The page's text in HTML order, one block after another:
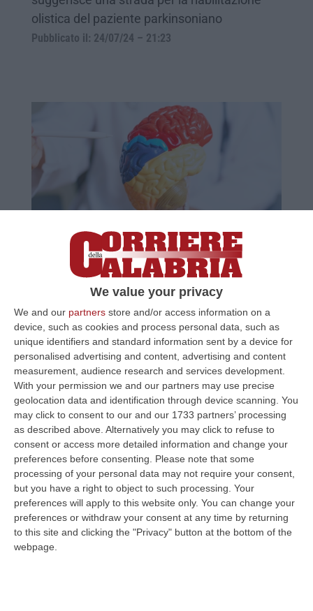
We value your privacy
We and our partners store and/or access information on a
device, such as cookies and process personal data, such as
unique identifiers and standard information sent by a device for
personalised advertising and content, advertising and content
measurement, audience research and services development.
With your permission we and our partners may use precise
geolocation data and identification through device scanning. You
may click to consent to our and our 1733 partners’ processing
as described above. Alternatively you may click to refuse to
consent or access more detailed information and change your
preferences before consenting.
Please note that some
processing of your personal data may not require your consent,
but you have a right to object to such processing. Your
preferences will apply to this website only. You can change your
preferences or withdraw your consent at any time by returning
to this site and clicking the "Privacy" button at the bottom of the
webpage.
olistica del paziente parkinsoniano
Pubblicato il: 24/07/24 – 21:23
Parkinson, scoperta una nuova mutazione
del gene RAB32 nello 0.7% dei pazienti affetti
da malattia
Pubblicato il: 11/07/24 – 19:50
Parkinson, uno studio italiano sulla